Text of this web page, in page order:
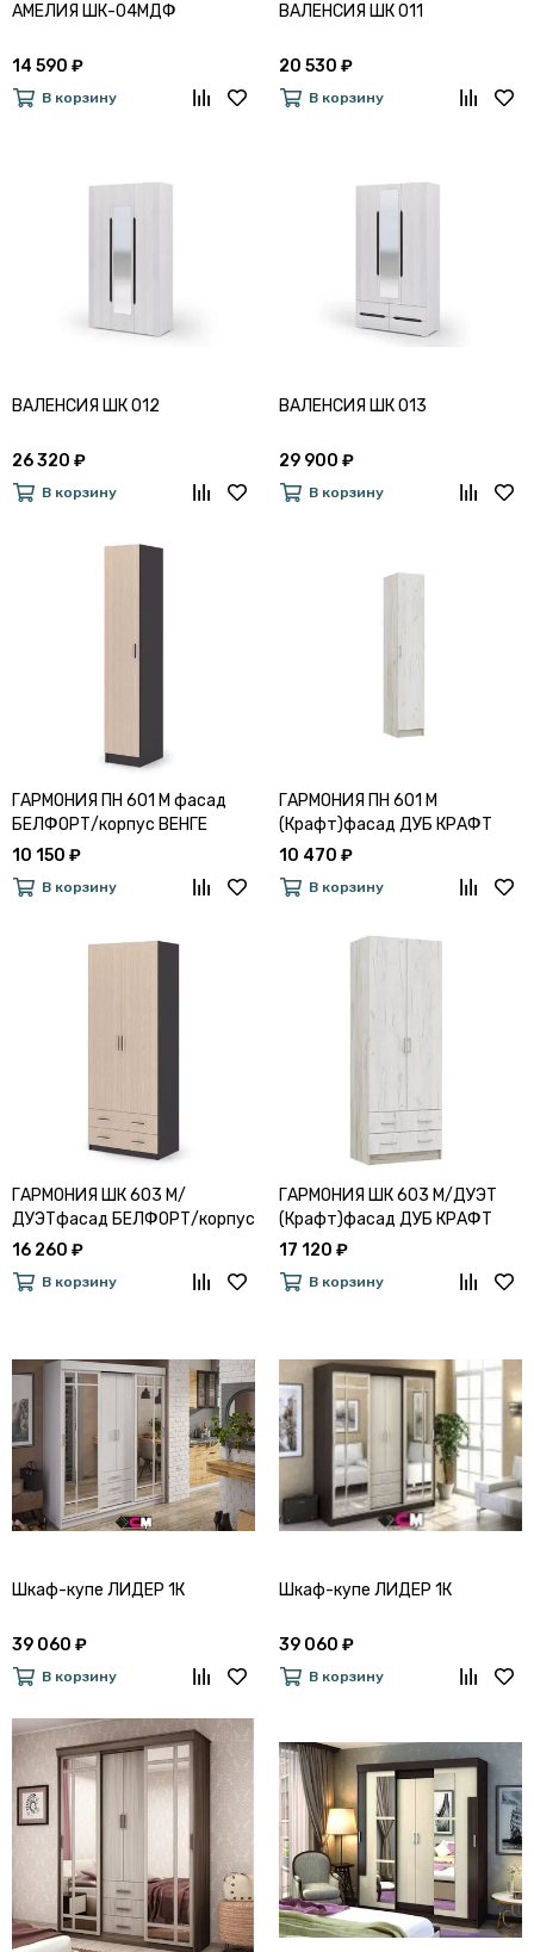
АМЕЛИЯ ШК-04МДФ
14 590 ₽
В корзину
ВАЛЕНСИЯ ШК 011
20 530 ₽
В корзину
ВАЛЕНСИЯ ШК 012
26 320 ₽
В корзину
ВАЛЕНСИЯ ШК 013
29 900 ₽
В корзину
ГАРМОНИЯ ПН 601 М фасад
БЕЛФОРТ/корпус ВЕНГЕ
10 150 ₽
В корзину
ГАРМОНИЯ ПН 601 М
(Крафт)фасад ДУБ КРАФТ
БЕЛЫЙ/корпус ДУБ КРАФТ
10 470 ₽
В корзину
ГАРМОНИЯ ШК 603 М/
ДУЭТфасад БЕЛФОРТ/корпус
ВЕНГЕ
16 260 ₽
В корзину
ГАРМОНИЯ ШК 603 М/ДУЭТ
(Крафт)фасад ДУБ КРАФТ
БЕЛЫЙ/корпус ДУБ КРАФТ
17 120 ₽
В корзину
Шкаф-купе ЛИДЕР 1К
39 060 ₽
В корзину
Шкаф-купе ЛИДЕР 1К
39 060 ₽
В корзину